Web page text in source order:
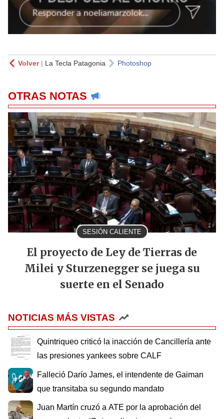
Volver| La Tecla Patagonia Photoshop
OTRAS NOTAS
SESIÓN CALIENTE
El proyecto de Ley de Tierras de
Milei y Sturzenegger se juega su
suerte en el Senado
NOTICIAS MÁS VISTAS
Quintriqueo criticó la inacción de Cancillería ante
las presiones yankees sobre CALF
Falleció Darío James, el intendente de Gaiman
que transitaba su segundo mandato
Juan Martín cruzó a ATE por la aprobación del